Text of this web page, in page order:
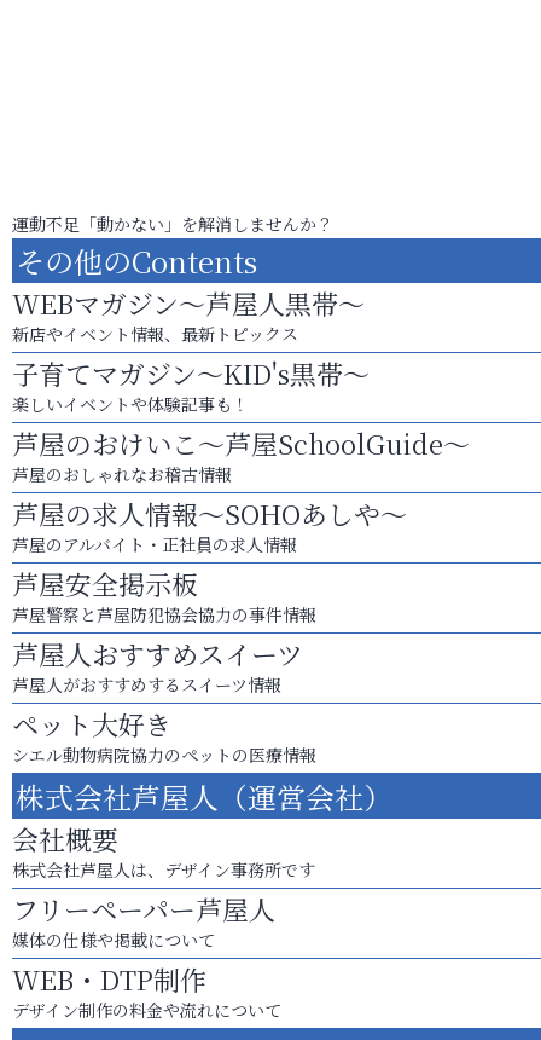
運動不足「動かない」を解消しませんか？
その他のContents
WEBマガジン～芦屋人黒帯～
新店やイベント情報、最新トピックス
子育てマガジン～KID's黒帯～
楽しいイベントや体験記事も！
芦屋のおけいこ～芦屋SchoolGuide～
芦屋のおしゃれなお稽古情報
芦屋の求人情報～SOHOあしや～
芦屋のアルバイト・正社員の求人情報
芦屋安全掲示板
芦屋警察と芦屋防犯協会協力の事件情報
芦屋人おすすめスイーツ
芦屋人がおすすめするスイーツ情報
ペット大好き
シエル動物病院協力のペットの医療情報
株式会社芦屋人（運営会社）
会社概要
株式会社芦屋人は、デザイン事務所です
フリーペーパー芦屋人
媒体の仕様や掲載について
WEB・DTP制作
デザイン制作の料金や流れについて